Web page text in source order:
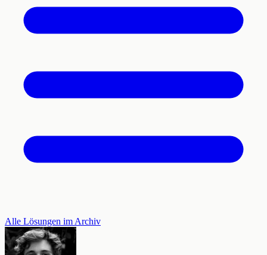
Alle Lösungen im Archiv